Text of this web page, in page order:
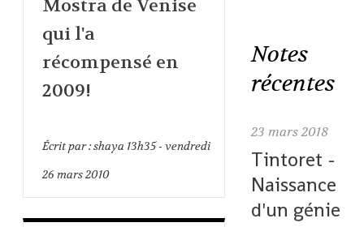
Mostra de Venise
qui l'a
récompensé en
2009!
Écrit par :shaya 13h35- vendredi
26mars 2010
Notes
récentes
23 mars 2018
Tintoret -
Naissance
d'un génie